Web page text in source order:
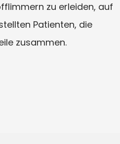
zu erleiden, auf
Patienten, die
zusammen.